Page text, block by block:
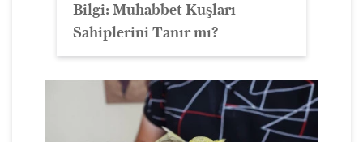
Bilgi: Muhabbet Kuşları
Sahiplerini Tanır mı?